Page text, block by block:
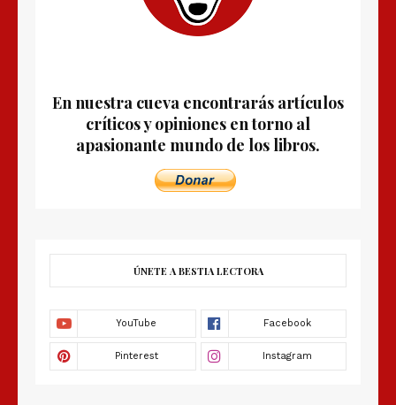
En nuestra cueva encontrarás artículos
críticos y opiniones en torno al
apasionante mundo de los libros.
ÚNETE A BESTIA LECTORA